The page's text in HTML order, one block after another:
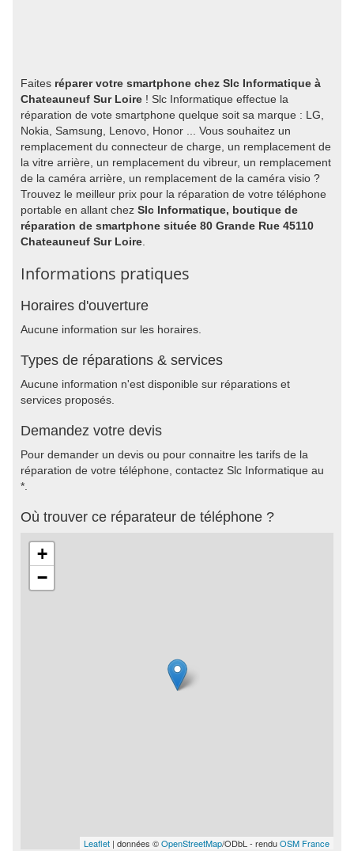
Faites réparer votre smartphone chez Slc Informatique à
Chateauneuf Sur Loire ! Slc Informatique effectue la
réparation de vote smartphone quelque soit sa marque : LG,
Nokia, Samsung, Lenovo, Honor ... Vous souhaitez un
remplacement du connecteur de charge, un remplacement de
la vitre arrière, un remplacement du vibreur, un remplacement
de la caméra arrière, un remplacement de la caméra visio ?
Trouvez le meilleur prix pour la réparation de votre téléphone
portable en allant chez Slc Informatique, boutique de
réparation de smartphone située 80 Grande Rue 45110
Chateauneuf Sur Loire
Informations pratiques
Horaires d'ouverture
Aucune information sur les horaires.
Types de réparations & services
Aucune information n'est disponible sur réparations et
services proposés.
Demandez votre devis
Pour demander un devis ou pour connaitre les tarifs de la
réparation de votre téléphone, contactez Slc Informatique au
*.
Où trouver ce réparateur de téléphone ?
+
−
Leaflet | données ©OpenStreetMap/ODbL - renduOSM France